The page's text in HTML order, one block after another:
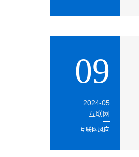
09
2024-05
互联网
互联网风向